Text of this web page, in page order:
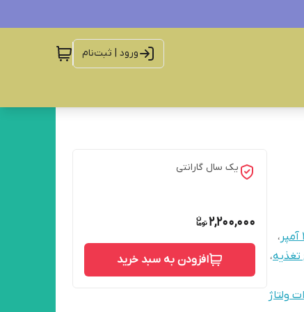
ورود | ثبت‌نام
،
تغذیه،
رکمونت ۲ یونیت عمق ۳۰ توان ۱۵۰۰ وات ولتاژ
یک سال گارانتی
2,200,000
افزودن به سبد خرید